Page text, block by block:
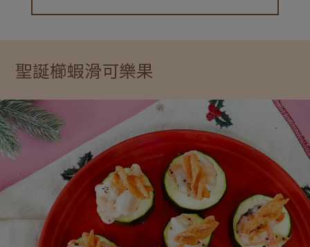
聖誕櫛蝦滑可樂果